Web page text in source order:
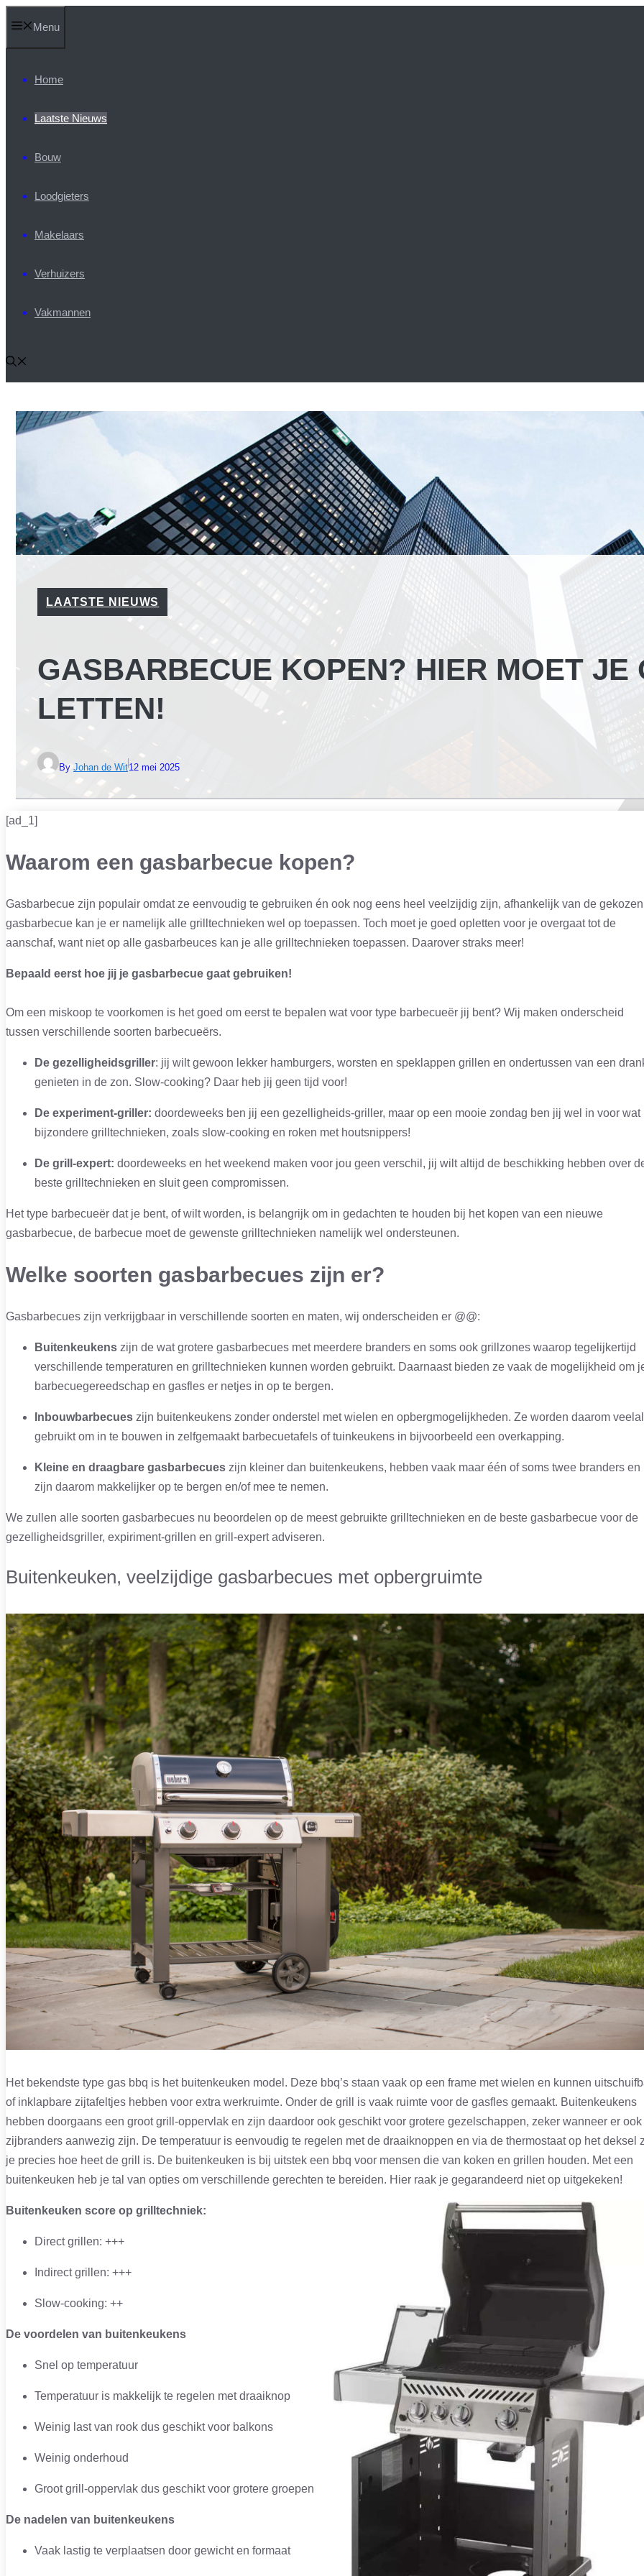
inhoud
Menu
Home
Laatste Nieuws
Bouw
Loodgieters
Makelaars
Verhuizers
Vakmannen
LAATSTE NIEUWS
GASBARBECUE KOPEN? HIER MOET JE
LETTEN!
By Johan de Wit12 mei 2025
[ad_1]
Waarom een gasbarbecue kopen?
Gasbarbecue zijn populair omdat ze eenvoudig te gebruiken én ook nog eens heel veelzijdig zijn, afhankelijk van de gekozen
gasbarbecue kan je er namelijk alle grilltechnieken wel op toepassen. Toch moet je goed opletten voor je overgaat tot de
aanschaf, want niet op alle gasbarbeuces kan je alle grilltechnieken toepassen. Daarover straks meer!
Bepaald eerst hoe jij je gasbarbecue gaat gebruiken!
Om een miskoop te voorkomen is het goed om eerst te bepalen wat voor type barbecueër jij bent? Wij maken onderscheid
tussen verschillende soorten barbecueërs.
De gezelligheidsgriller: jij wilt gewoon lekker hamburgers, worsten en speklappen grillen en ondertussen van een
genieten in de zon. Slow-cooking? Daar heb jij geen tijd voor!
De experiment-griller: doordeweeks ben jij een gezelligheids-griller, maar op een mooie zondag ben jij wel in voor wat
bijzondere grilltechnieken, zoals slow-cooking en roken met houtsnippers!
De grill-expert: doordeweeks en het weekend maken voor jou geen verschil, jij wilt altijd de beschikking hebben over
beste grilltechnieken en sluit geen compromissen.
Het type barbecueër dat je bent, of wilt worden, is belangrijk om in gedachten te houden bij het kopen van een nieuwe
gasbarbecue, de barbecue moet de gewenste grilltechnieken namelijk wel ondersteunen.
Welke soorten gasbarbecues zijn er?
Gasbarbecues zijn verkrijgbaar in verschillende soorten en maten, wij onderscheiden er @@:
Buitenkeukens zijn de wat grotere gasbarbecues met meerdere branders en soms ook grillzones waarop tegelijkertijd
verschillende temperaturen en grilltechnieken kunnen worden gebruikt. Daarnaast bieden ze vaak de mogelijkheid om
barbecuegereedschap en gasfles er netjes in op te bergen.
Inbouwbarbecues zijn buitenkeukens zonder onderstel met wielen en opbergmogelijkheden. Ze worden daarom veelal
gebruikt om in te bouwen in zelfgemaakt barbecuetafels of tuinkeukens in bijvoorbeeld een overkapping.
Kleine en draagbare gasbarbecues zijn kleiner dan buitenkeukens, hebben vaak maar één of soms twee branders en
zijn daarom makkelijker op te bergen en/of mee te nemen.
We zullen alle soorten gasbarbecues nu beoordelen op de meest gebruikte grilltechnieken en de beste gasbarbecue voor de
gezelligheidsgriller, expiriment-grillen en grill-expert adviseren.
Buitenkeuken, veelzijdige gasbarbecues met opbergruimte
Het bekendste type gas bbq is het buitenkeuken model. Deze bbq’s staan vaak op een frame met wielen en kunnen
of inklapbare zijtafeltjes hebben voor extra werkruimte. Onder de grill is vaak ruimte voor de gasfles gemaakt. Buitenkeukens
hebben doorgaans een groot grill-oppervlak en zijn daardoor ook geschikt voor grotere gezelschappen, zeker wanneer er ook
zijbranders aanwezig zijn. De temperatuur is eenvoudig te regelen met de draaiknoppen en via de thermostaat op het deksel
je precies hoe heet de grill is. De buitenkeuken is bij uitstek een bbq voor mensen die van koken en grillen houden. Met een
buitenkeuken heb je tal van opties om verschillende gerechten te bereiden. Hier raak je gegarandeerd niet op uitgekeken!
Buitenkeuken score op grilltechniek:
Direct grillen: +++
Indirect grillen: +++
Slow-cooking: ++
De voordelen van buitenkeukens
Snel op temperatuur
Temperatuur is makkelijk te regelen met draaiknop
Weinig last van rook dus geschikt voor balkons
Weinig onderhoud
Groot grill-oppervlak dus geschikt voor grotere groepen
De nadelen van buitenkeukens
Vaak lastig te verplaatsen door gewicht en formaat